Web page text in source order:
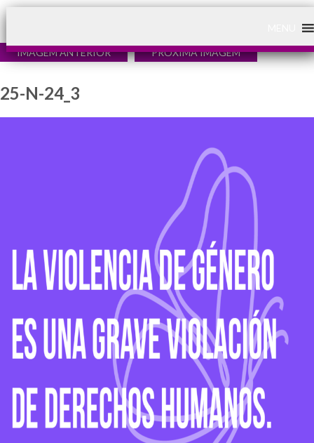
IMAGEM ANTERIOR PRÓXIMA IMAGEM
25-N-24_3